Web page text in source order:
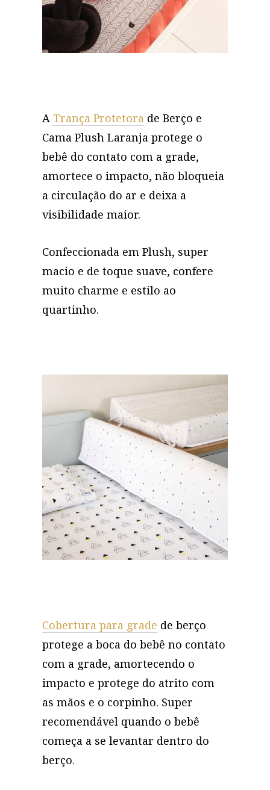
A Trança Protetora de Berço e
Cama Plush Laranja protege o
bebê do contato com a grade,
amortece o impacto, não bloqueia
a circulação do ar e deixa a
visibilidade maior.
Confeccionada em Plush, super
macio e de toque suave, confere
muito charme e estilo ao
quartinho.
Cobertura para grade de berço
protege a boca do bebê no contato
com a grade, amortecendo o
impacto e protege do atrito com
as mãos e o corpinho. Super
recomendável quando o bebê
começa a se levantar dentro do
berço.